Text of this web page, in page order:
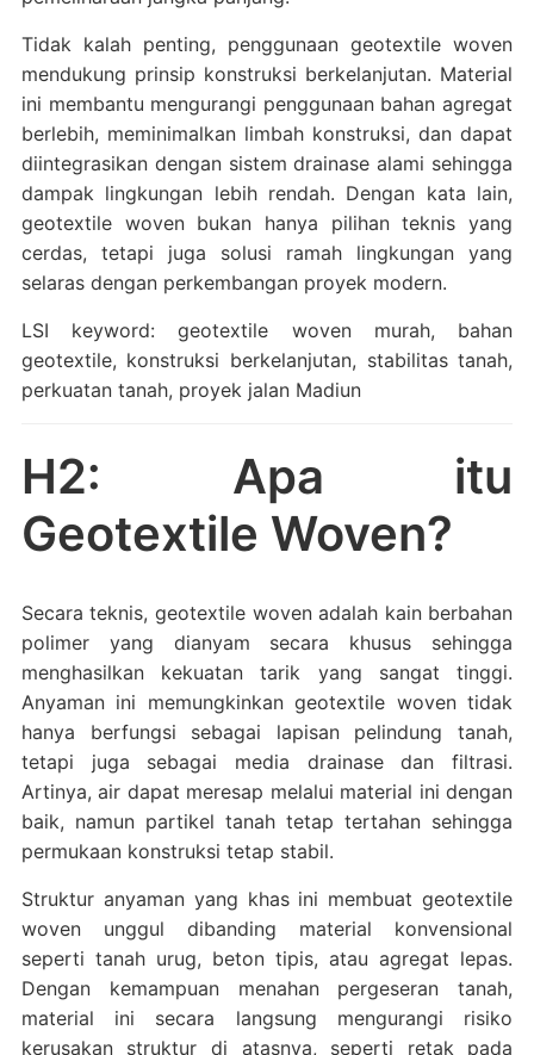
Tidak kalah penting, penggunaan geotextile woven
mendukung prinsip konstruksi berkelanjutan. Material
ini membantu mengurangi penggunaan bahan agregat
berlebih, meminimalkan limbah konstruksi, dan dapat
diintegrasikan dengan sistem drainase alami sehingga
dampak lingkungan lebih rendah. Dengan kata lain,
geotextile woven bukan hanya pilihan teknis yang
cerdas, tetapi juga solusi ramah lingkungan yang
selaras dengan perkembangan proyek modern.
LSI keyword: geotextile woven murah, bahan
geotextile, konstruksi berkelanjutan, stabilitas tanah,
perkuatan tanah, proyek jalan Madiun
H2: Apa itu
Geotextile Woven?
Secara teknis, geotextile woven adalah kain berbahan
polimer yang dianyam secara khusus sehingga
menghasilkan kekuatan tarik yang sangat tinggi.
Anyaman ini memungkinkan geotextile woven tidak
hanya berfungsi sebagai lapisan pelindung tanah,
tetapi juga sebagai media drainase dan filtrasi.
Artinya, air dapat meresap melalui material ini dengan
baik, namun partikel tanah tetap tertahan sehingga
permukaan konstruksi tetap stabil.
Struktur anyaman yang khas ini membuat geotextile
woven unggul dibanding material konvensional
seperti tanah urug, beton tipis, atau agregat lepas.
Dengan kemampuan menahan pergeseran tanah,
material ini secara langsung mengurangi risiko
kerusakan struktur di atasnya, seperti retak pada